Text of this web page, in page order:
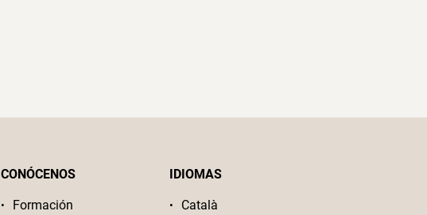
CONÓCENOS
Formación
IDIOMAS
Català